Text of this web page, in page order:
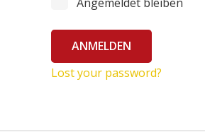
Lost your password?